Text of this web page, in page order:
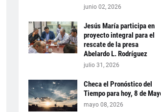
junio 02, 2026
Jesús María participa en
proyecto integral para el
rescate de la presa
Abelardo L. Rodríguez
julio 31, 2026
Checa el Pronóstico del
Tiempo para hoy, 8 de
mayo 08, 2026